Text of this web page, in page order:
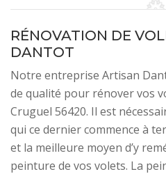
RÉNOVATION DE
DANTOT
Notre entreprise Artisan
de qualité pour rénover vos
Cruguel 56420. Il est
qui ce dernier commence à
et la meilleure moyen d’y
peinture de vos volets. La